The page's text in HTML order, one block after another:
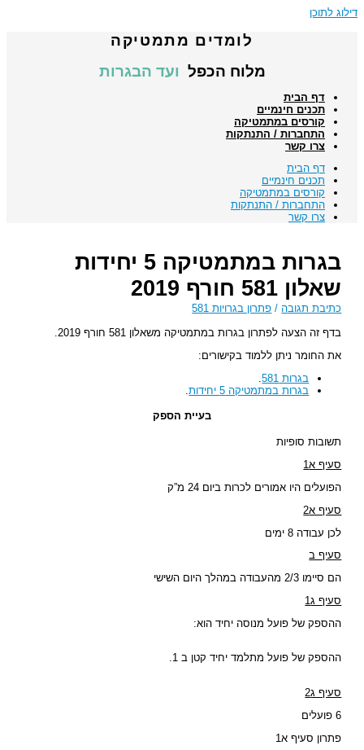
דילוג לתוכן
לומדים מתמטיקה
מלוח הכפל ועד הבגרות
דף הבית
תכנים חינמיים
קורסים במתמטיקה
התחברות / התנתקות
צרו קשר
דף הבית
תכנים חינמיים
קורסים במתמטיקה
התחברות / התנתקות
צרו קשר
בגרות במתמטיקה 5 יחידות
שאלון 581 חורף 2019
כתיבת תגובה / פתרון בגרויות 581
בדף זה הצעה לפתרון בגרות במתמטיקה משאלון 581 חורף 2019.
את החומר ניתן ללמוד בקישורים:
בגרות 581
.
בגרות במתמטיקה 5 יחידות
.
בעיית הספק
תשובות סופיות
סעיף א1
הפועלים היו אמורים לכרות ביום 24 מ”ק
סעיף א2
לכן עבודה 8 ימים
סעיף ב
הם סיימו 2/3 מהעבודה במהלך היום השישי
סעיף ג1
ההספק של פועל מנוסה יחיד הוא:
ההספק של פועל מתלמד יחיד קטן ב 1.
סעיף ג2
6 פועלים
פתרון סעיף א1